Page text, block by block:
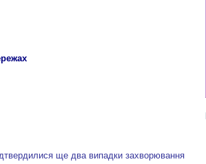
ще два випадки захворювання